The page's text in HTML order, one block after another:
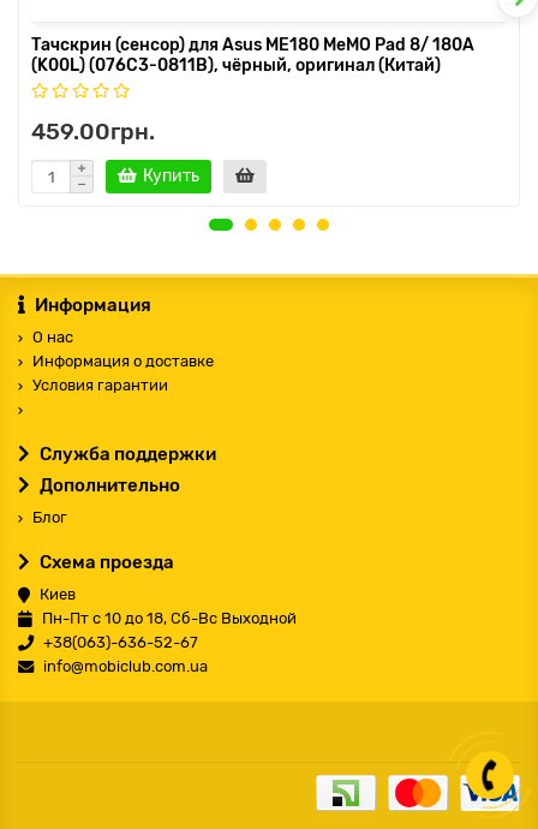
Тачскрин (сенсор) для Asus ME180 MeMO Pad 8/ 180A
(K00L) (076C3-0811B), чёрный, оригинал (Китай)
459.00грн.
Купить
Информация
О нас
Информация о доставке
Условия гарантии
Служба поддержки
Дополнительно
Блог
Схема проезда
Киев
Пн-Пт с 10 до 18, Сб-Вс Выходной
+38(063)-636-52-67
info@mobiclub.com.ua